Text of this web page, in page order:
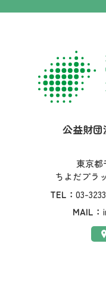
公益財
東京都
ちよだプラ
TEL： 03-
MAIL：